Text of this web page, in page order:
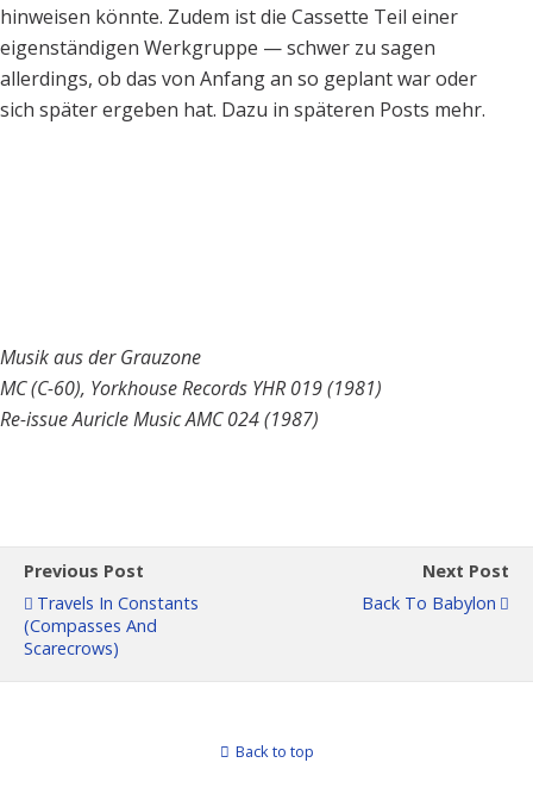
hinweisen könnte. Zudem ist die Cassette Teil einer
eigenständigen Werkgruppe — schwer zu sagen
allerdings, ob das von Anfang an so geplant war oder
sich später ergeben hat. Dazu in späteren Posts mehr.
Musik aus der Grauzone
MC (C-60), Yorkhouse Records YHR 019 (1981)
Re-issue Auricle Music AMC 024 (1987)
Previous Post
Travels In Constants
(Compasses And
Scarecrows)
Next Post
Back To Babylon
Back to top